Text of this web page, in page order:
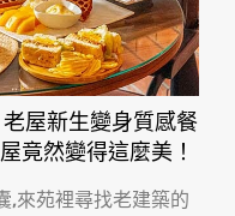
屋新生變身質感餐
竟然變得這麼美！
,來苑裡尋找老建築的